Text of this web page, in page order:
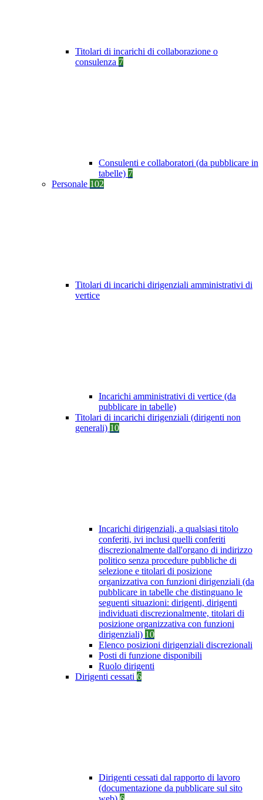
Titolari di incarichi di collaborazione o
consulenza 7
Consulenti e collaboratori (da pubblicare in
tabelle) 7
Personale 102
Titolari di incarichi dirigenziali amministrativi di
vertice
Incarichi amministrativi di vertice (da
pubblicare in tabelle)
Titolari di incarichi dirigenziali (dirigenti non
generali) 10
Incarichi dirigenziali, a qualsiasi titolo
conferiti, ivi inclusi quelli conferiti
discrezionalmente dall'organo di indirizzo
politico senza procedure pubbliche di
selezione e titolari di posizione
organizzativa con funzioni dirigenziali (da
pubblicare in tabelle che distinguano le
seguenti situazioni: dirigenti, dirigenti
individuati discrezionalmente, titolari di
posizione organizzativa con funzioni
dirigenziali) 10
Elenco posizioni dirigenziali discrezionali
Posti di funzione disponibili
Ruolo dirigenti
Dirigenti cessati 6
Dirigenti cessati dal rapporto di lavoro
(documentazione da pubblicare sul sito